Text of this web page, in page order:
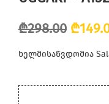
₾298.00
price
₾
ხელმისაწვდომია